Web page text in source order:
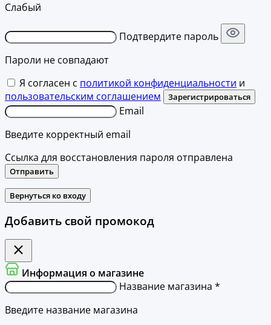
Слабый
Подтвердите пароль
Пароли не совпадают
Я согласен с политикой конфиденциальности и
пользовательским соглашением
Зарегистрироваться
Email
Введите корректный email
Ссылка для восстановления пароля отправлена
Отправить
Вернуться ко входу
Добавить свой промокод
Информация о магазине
Название магазина *
Введите название магазина